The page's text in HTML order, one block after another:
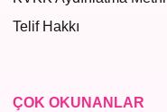
Telif Hakkı
ÇOK OKUNANLAR